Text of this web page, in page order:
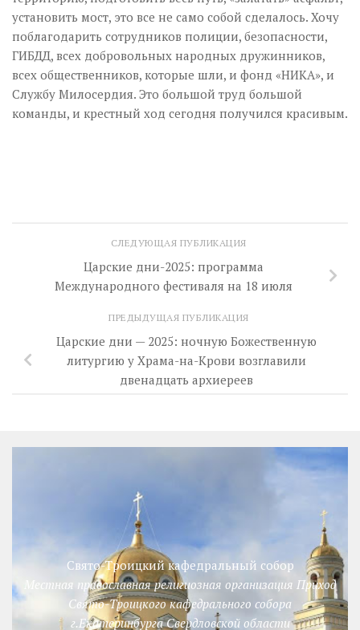
установить мост, это все не само собой сделалось. Хочу
поблагодарить сотрудников полиции, безопасности,
ГИБДД, всех добровольных народных дружинников,
всех общественников, которые шли, и фонд «НИКА», и
Службу Милосердия. Это большой труд большой
команды, и крестный ход сегодня получился красивым.
СЛЕДУЮЩАЯ ПУБЛИКАЦИЯ
Царские дни-2025: программа
Международного фестиваля на 18 июля
ПРЕДЫДУЩАЯ ПУБЛИКАЦИЯ
Царские дни — 2025: ночную Божественную
литургию у Храма-на-Крови возглавили
двенадцать архиереев
Свято-Троицкий кафедральный собор
Местная православная религиозная организация Приход
Свято-Троицкого кафедрального собора
г.Екатеринбурга Свердловской области